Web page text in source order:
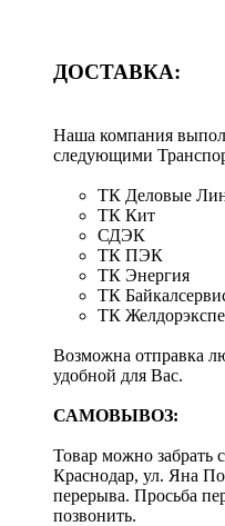
ДОСТАВКА:
Наша компания
следующими
ТК Деловые
ТК Кит
СДЭК
ТК ПЭК
ТК Энергия
ТК
ТК
Возможна отправка
удобной для Вас.
САМОВЫВОЗ:
Товар можно забрать
Краснодар, ул. Яна
перерыва. Просьба
позвонить.